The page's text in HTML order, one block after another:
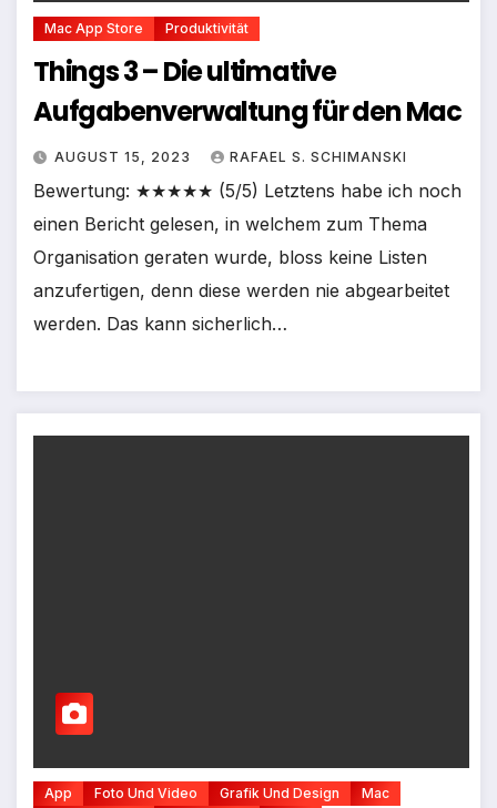
Mac App Store Produktivität
Things 3 – Die ultimative
Aufgabenverwaltung für den Mac
AUGUST 15, 2023 RAFAEL S. SCHIMANSKI
Bewertung: ★★★★★ (5/5) Letztens habe ich noch
einen Bericht gelesen, in welchem zum Thema
Organisation geraten wurde, bloss keine Listen
anzufertigen, denn diese werden nie abgearbeitet
werden. Das kann sicherlich…
App Foto Und Video Grafik Und Design
Mac